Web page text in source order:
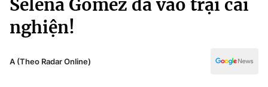
Chính trịThể thao
Truyền hình
Y tế
Selena Gomez đã vào trại cai
nghiện!
A (Theo Radar Online)